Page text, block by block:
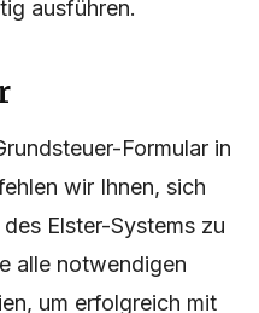
ausführen.
Formular in
wir Ihnen, sich
Elster-Systems zu
alle notwendigen
um erfolgreich mit